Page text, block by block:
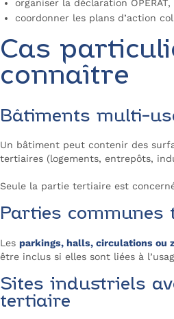
organiser la déclaration OPERAT,
coordonner les plans d’action
Cas
connaître
Bâtiments multi-
Un bâtiment peut contenir des
tertiaires (logements, entrepôts,
Seule la partie tertiaire est
Parties communes
Les parkings, halls, circulations ou
être inclus si elles sont liées à
Sites industriels
tertiaire